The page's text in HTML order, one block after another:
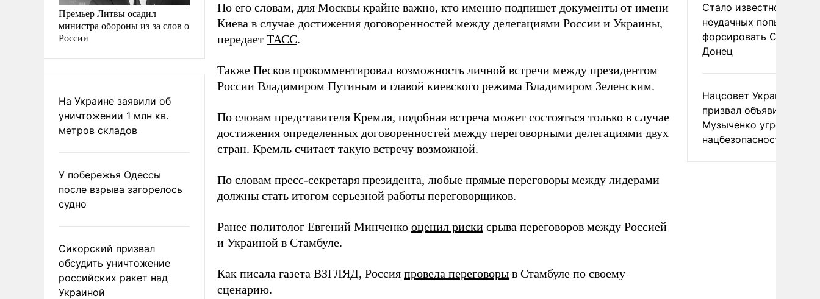
Премьер Литвы осадил
министра обороны из-за слов о
России
На Украине заявили об
уничтожении 1 млн кв.
метров складов
У побережья Одессы
после взрыва загорелось
судно
Сикорский призвал
обсудить уничтожение
российских ракет над
Украиной
По его словам, для Москвы крайне важно, кто именно подпишет документы от имени
Киева в случае достижения договоренностей между делегациями России и Украины,
передает ТАСС.
Также Песков прокомментировал возможность личной встречи между президентом
России Владимиром Путиным и главой киевского режима Владимиром Зеленским.
По словам представителя Кремля, подобная встреча может состояться только в случае
достижения определенных договоренностей между переговорными делегациями двух
стран. Кремль считает такую встречу возможной.
По словам пресс-секретаря президента, любые прямые переговоры между лидерами
должны стать итогом серьезной работы переговорщиков.
Ранее политолог Евгений Минченко оценил риски срыва переговоров между Россией
и Украиной в Стамбуле.
Как писала газета ВЗГЛЯД, Россия провела переговоры в Стамбуле по своему
сценарию.
Стало известно о
неудачных попытках
форсировать
Донец
Нацсовет Украины по
призвал объявить
Музыченко угрозой
нацбезопасности